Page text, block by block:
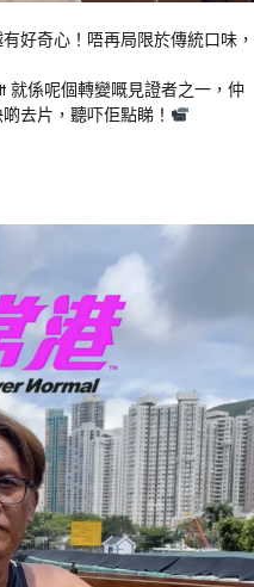
好奇心！唔再局限於傳統口味，
就係呢個轉變嘅見證者之一，仲
去片，聽吓佢點睇！